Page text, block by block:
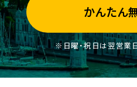
かんたん
※日曜・祝日は翌営業